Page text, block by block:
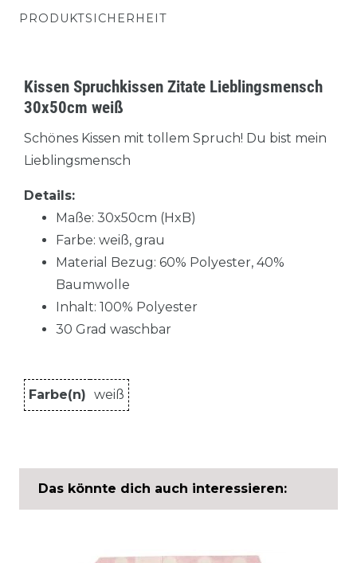
PRODUKTSICHERHEIT
Kissen Spruchkissen Zitate Lieblingsmensch
30x50cm weiß
Schönes Kissen mit tollem Spruch! Du bist mein
Lieblingsmensch
Details:
Maße: 30x50cm (HxB)
Farbe: weiß, grau
Material Bezug: 60% Polyester, 40%
Baumwolle
Inhalt: 100% Polyester
30 Grad waschbar
Farbe(n) weiß
Das könnte dich auch interessieren: